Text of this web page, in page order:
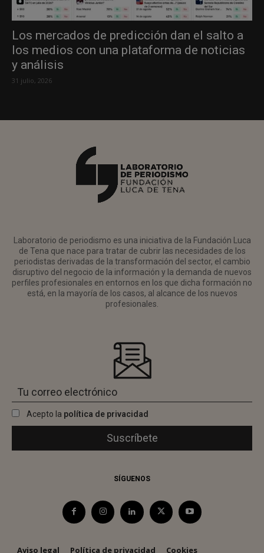
Los mercados de predicción dan el salto a
los medios con una plataforma de noticias
y análisis
31 julio, 2026
Laboratorio de periodismo es una iniciativa de la Fundación Luca
de Tena que nace para tratar de cubrir las necesidades de los
periodistas derivadas de la transformación del sector, el cambio
disruptivo del negocio de la información y la demanda de nuevos
perfiles profesionales en entornos en los que dicha formación no
está, en la mayoría de los casos, al alcance de los nuevos
profesionales.
Acepto la política de privacidad
SÍGUENOS
Aviso legal Política de privacidad Cookies